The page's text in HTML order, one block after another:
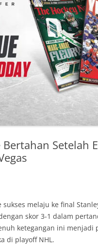
Setelah
sukses melaju ke final
skor 3-1 dalam
ketegangan ini menjadi
di playoff NHL.